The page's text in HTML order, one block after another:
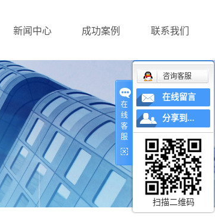
新闻中心 成功案例 联系我们
在
线
客
服
咨询客服
在线留言
分享到...
扫描二维码